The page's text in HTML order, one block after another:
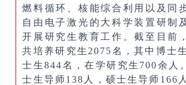
燃料循环、核能综合利用以及同
自由电子激光的大科学装置研制
开展研究生教育工作。截至目前
共培养研究生2075名，其中博士
士生844名，在学研究生700余人
士生导师138人，硕士生导师166